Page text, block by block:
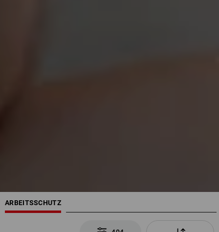
ARBEITSSCHUTZ